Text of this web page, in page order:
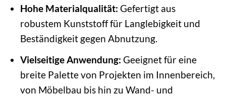
Hohe Materialqualität: Gefertigt aus
robustem Kunststoff für Langlebigkeit und
Beständigkeit gegen Abnutzung.
Vielseitige Anwendung: Geeignet für eine
breite Palette von Projekten im Innenbereich,
von Möbelbau bis hin zu Wand- und